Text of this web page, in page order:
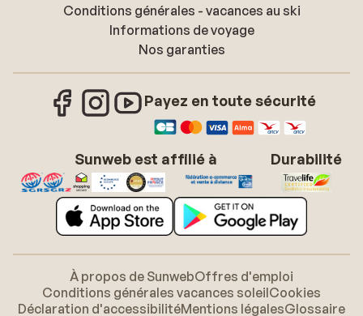
Conditions générales - vacances au ski
Informations de voyage
Nos garanties
Payez en toute sécurité
Sunweb est affilié à Durabilité
À propos de SunwebOffres d'emploi
Conditions générales vacances soleilCookies
Déclaration d'accessibilitéMentions légalesGlossaire